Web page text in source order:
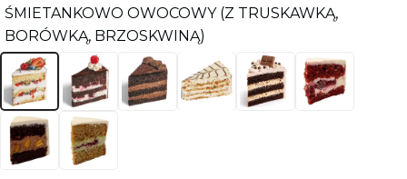
ŚMIETANKOWO OWOCOWY (Z TRUSKAWKĄ,
BORÓWKĄ, BRZOSKWINĄ)